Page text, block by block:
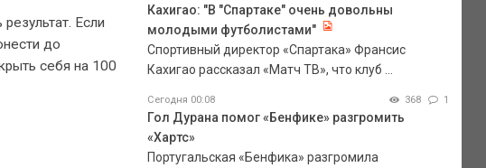
Если
до
себя на 100
Кахигао: "В "Спартаке" очень довольны
молодыми футболистами"
Спортивный директор «Спартака» Франсис
Кахигао рассказал «Матч ТВ», что клуб ...
Сегодня 00:08 368 1
Гол Дурана помог «Бенфике» разгромить
«Хартс»
Португальская «Бенфика» разгромила